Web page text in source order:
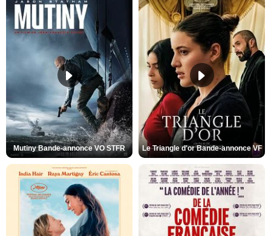
Mutiny Bande-annonce VO STFR Le Triangle d'or Bande-annonce VF